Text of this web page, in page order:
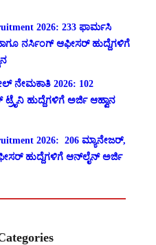
2026: 233 ಫಾರ್ಮಸಿ
ನರ್ಸಿಂಗ್ ಆಫೀಸರ್ ಹುದ್ದೆಗಳಿಗೆ
ನೇಮಕಾತಿ 2026: 102
ಟ್ರೈನಿ ಹುದ್ದೆಗಳಿಗೆ ಅರ್ಜಿ ಆಹ್ವಾನ
2026: 206 ಮ್ಯಾನೇಜರ್,
ಹುದ್ದೆಗಳಿಗೆ ಆನ್‌ಲೈನ್ ಅರ್ಜಿ